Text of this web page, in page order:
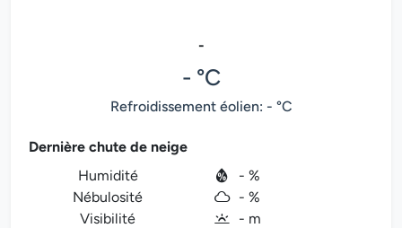
-
- °C
Refroidissement éolien: - °C
Dernière chute de neige
Humidité
- %
Nébulosité
- %
Visibilité
- m